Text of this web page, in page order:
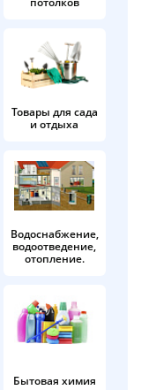
Товары для сада
и отдыха
Водоснабжение,
водоотведение,
отопление.
Бытовая химия